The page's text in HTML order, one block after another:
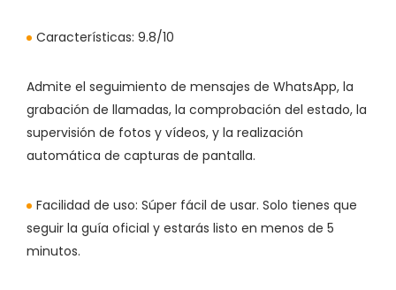
Características: 9.8/10
Admite el seguimiento de mensajes de WhatsApp, la
grabación de llamadas, la comprobación del estado, la
supervisión de fotos y vídeos, y la realización
automática de capturas de pantalla.
Facilidad de uso: Súper fácil de usar. Solo tienes que
seguir la guía oficial y estarás listo en menos de 5
minutos.